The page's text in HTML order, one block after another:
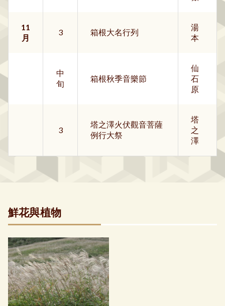
11
月
3 箱根大名行列
湯
本
中
旬
箱根秋季音樂節
仙
石
原
3
塔之澤火伏觀音菩薩
例行大祭
塔
之
澤
鮮花與植物